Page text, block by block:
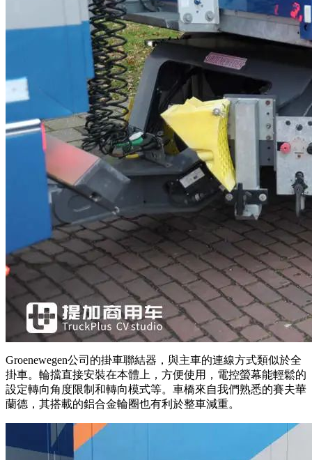
Groenewegen公司的掛車聯結器，與主車的連線方式類似於全
掛車。輪擋直接安裝在本體上，方便使用，電控螢幕能輕鬆的
設定轉向角度限制和轉向模式等。車橋來自我們熟悉的賽夫華
蘭德，其搭載的鋁合金輪圈也有利於整車減重。